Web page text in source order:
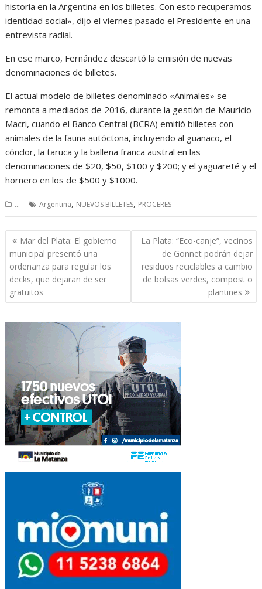
historia en la Argentina en los billetes. Con esto recuperamos
identidad social», dijo el viernes pasado el Presidente en una
entrevista radial.
En ese marco, Fernández descartó la emisión de nuevas
denominaciones de billetes.
El actual modelo de billetes denominado «Animales» se
remonta a mediados de 2016, durante la gestión de Mauricio
Macri, cuando el Banco Central (BCRA) emitió billetes con
animales de la fauna autóctona, incluyendo al guanaco, el
cóndor, la taruca y la ballena franca austral en las
denominaciones de $20, $50, $100 y $200; y el yaguareté y el
hornero en los de $500 y $1000.
... Argentina, NUEVOS BILLETES, PROCERES
Navegación
de
entradas
Mar del Plata: El gobierno
municipal presentó una
ordenanza para regular los
decks, que dejaran de ser
gratuitos
La Plata: “Eco-canje”, vecinos
de Gonnet podrán dejar
residuos reciclables a cambio
de bolsas verdes, compost o
plantines